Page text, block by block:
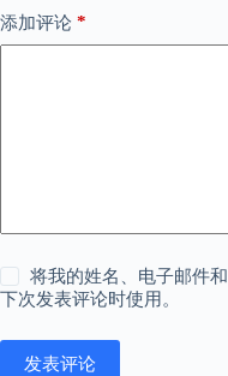
添加评论 *
将我的姓名、电子邮件
下次发表评论时使用。
发表评论